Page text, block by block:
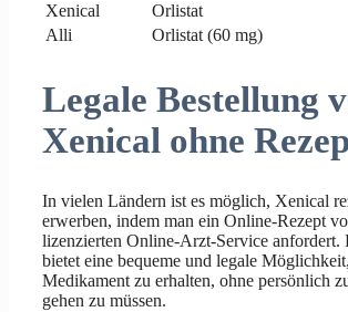
Xenical
Orlistat
Alli
Orlistat (60 mg)
Legale Bestellung
Xenical ohne
In vielen Ländern ist es möglich, Xenical
erwerben, indem man ein Online-Rezept
lizenzierten Online-Arzt-Service anfordert.
bietet eine bequeme und legale
Medikament zu erhalten, ohne persönlich
gehen zu müssen.